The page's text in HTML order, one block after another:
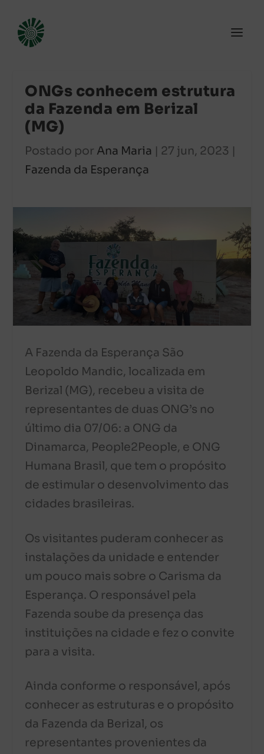
ONGs conhecem estrutura
da Fazenda em Berizal
(MG)
Postado por Ana Maria | 27 jun, 2023 |
Fazenda da Esperança
A Fazenda da Esperança São
Leopoldo Mandic, localizada em
Berizal (MG), recebeu a visita de
representantes de duas ONG’s no
último dia 07/06: a ONG da
Dinamarca, People2People, e ONG
Humana Brasil, que tem o propósito
de estimular o desenvolvimento das
cidades brasileiras.
Os visitantes puderam conhecer as
instalações da unidade e entender
um pouco mais sobre o Carisma da
Esperança. O responsável pela
Fazenda soube da presença das
instituições na cidade e fez o convite
para a visita.
Ainda conforme o responsável, após
conhecer as estruturas e o propósito
da Fazenda da Berizal, os
representantes provenientes da